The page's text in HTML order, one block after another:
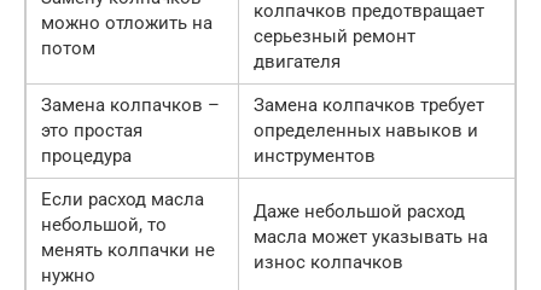
можно отложить на
потом
колпачков предотвращает
серьезный ремонт
двигателя
Замена колпачков –
это простая
процедура
Замена колпачков требует
определенных навыков и
инструментов
Если расход масла
небольшой, то
менять колпачки не
нужно
Даже небольшой расход
масла может указывать на
износ колпачков